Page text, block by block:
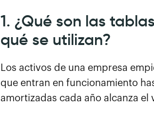
1. ¿Qué son las
qué se utilizan?
Los activos de una empresa
que entran en funcionamiento
amortizadas cada año alcanza el